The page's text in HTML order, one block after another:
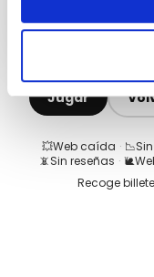
Jugar
💥Web caída · 📉
📵Sin reseñas · 🐌
Recoge